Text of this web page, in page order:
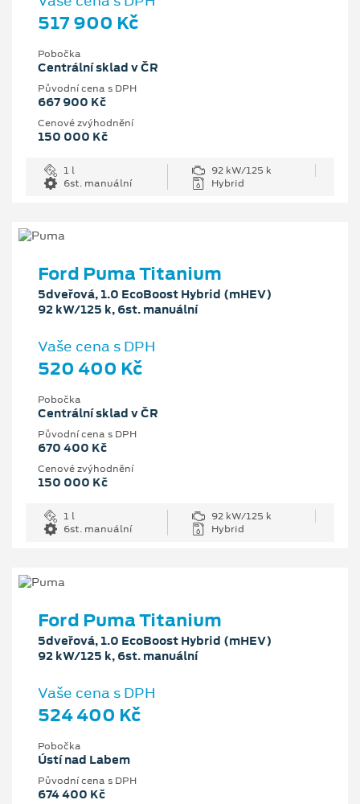
517 900 Kč
Pobočka
Centrální sklad v ČR
Původní cena s DPH
667 900 Kč
Cenové zvýhodnění
150 000 Kč
1 l
92 kW/125 k
6st. manuální
Hybrid
Ford Puma Titanium
5dveřová, 1.0 EcoBoost Hybrid (mHEV)
92 kW/125 k, 6st. manuální
Vaše cena s DPH
520 400 Kč
Pobočka
Centrální sklad v ČR
Původní cena s DPH
670 400 Kč
Cenové zvýhodnění
150 000 Kč
1 l
92 kW/125 k
6st. manuální
Hybrid
Ford Puma Titanium
5dveřová, 1.0 EcoBoost Hybrid (mHEV)
92 kW/125 k, 6st. manuální
Vaše cena s DPH
524 400 Kč
Pobočka
Ústí nad Labem
Původní cena s DPH
674 400 Kč